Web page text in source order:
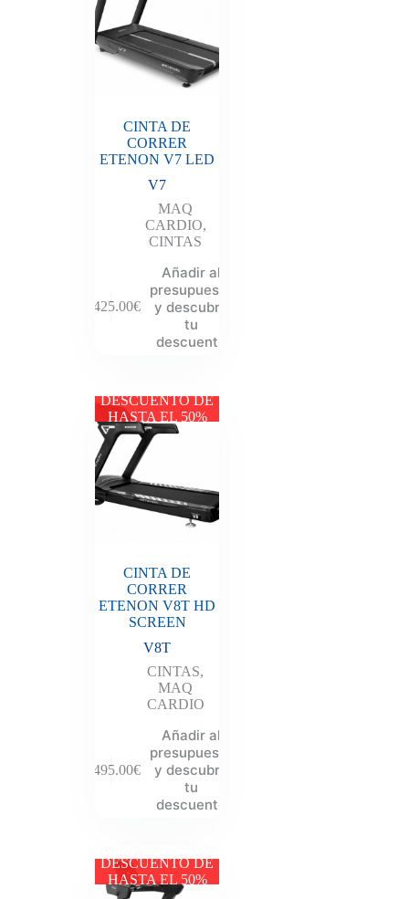
CINTA DE
CORRER
ETENON V7 LED
V7
MAQ
CARDIO,
CINTAS
4,425.00€
Añadir al
presupuesto
y descubre
tu
descuento
DESCUENTO DE
HASTA EL 50%
CINTA DE
CORRER
ETENON V8T HD
SCREEN
V8T
CINTAS,
MAQ
CARDIO
7,495.00€
Añadir al
presupuesto
y descubre
tu
descuento
DESCUENTO DE
HASTA EL 50%